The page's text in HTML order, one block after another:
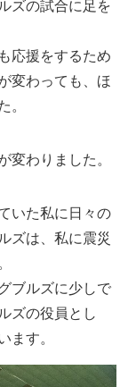
ズの試合に足を
応援をするため
変わっても、ほ
。
変わりました。
いた私に日々の
ズは、私に震災
ブルズに少しで
ズの役員とし
ます。